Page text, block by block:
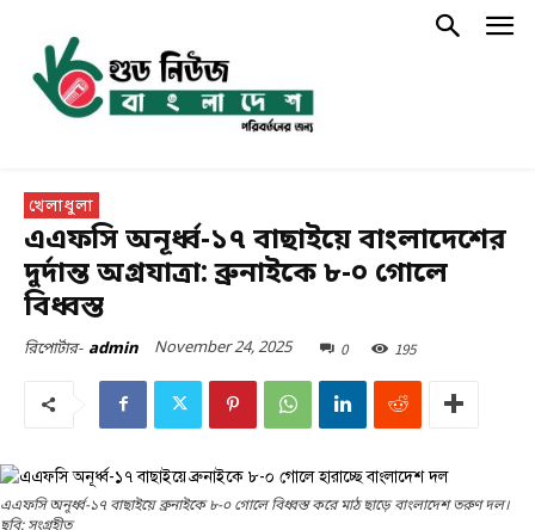
খেলাধুলা
এএফসি অনূর্ধ্ব-১৭ বাছাইয়ে বাংলাদেশের
দুর্দান্ত অগ্রযাত্রা: ব্রুনাইকে ৮-০ গোলে
বিধ্বস্ত
রিপোর্টার- admin November 24, 2025 0 195
এএফসি অনূর্ধ্ব-১৭ বাছাইয়ে ব্রুনাইকে ৮-০ গোলে বিধ্বস্ত করে মাঠ ছাড়ে বাংলাদেশ তরুণ দল।